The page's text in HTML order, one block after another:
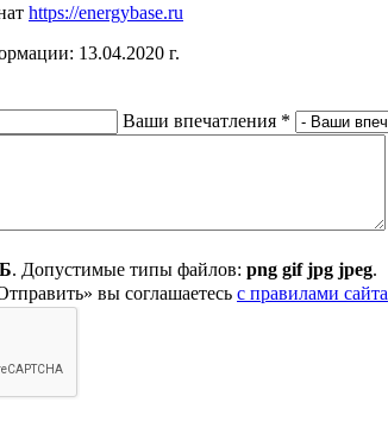
https://energybase.ru
13.04.2020 г.
Ваши впечатления *
. Допустимые типы файлов: png gif jpg jpeg.
вы соглашаетесь с правилами сайта